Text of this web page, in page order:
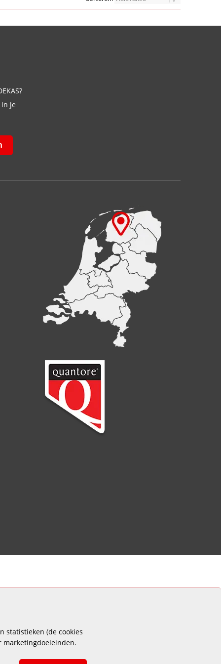
je
statistieken (de cookies
marketingdoeleinden.